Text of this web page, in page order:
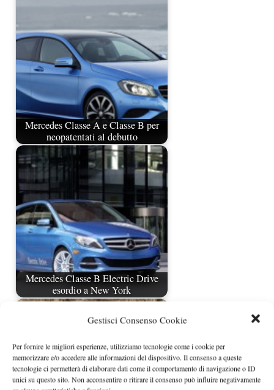
Gestisci Consenso Cookie
Per fornire le migliori esperienze, utilizziamo tecnologie come i cookie per
memorizzare e/o accedere alle informazioni del dispositivo. Il consenso a queste
tecnologie ci permetterà di elaborare dati come il comportamento di navigazione o ID
unici su questo sito. Non acconsentire o ritirare il consenso può influire negativamente
Mercedes Classe A e Classe B per
neopatentati al debutto
Mercedes Classe B Electric Drive
esordio a New York